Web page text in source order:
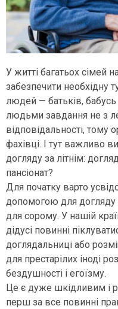
У житті багатьох сімей
забезпечити необхідну
людей — батьків, бабусь
людьми завдання не з
відповідальності, тому
фахівці. І тут важливо
догляду за літнім:
пансіонат?
Для початку варто
допомогою для догляду
для сорому. У нашій
дідусі повинні
доглядальниці або
для престарілих іноді
бездушності і егоїзму.
Це є дуже шкідливим і
перш за все повинні